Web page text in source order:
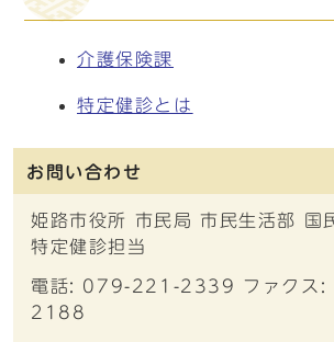
介護保険課
特定健診とは
お問い合わせ
姫路市役所 市民局 市民生活部 国
特定健診担当
電話: 079-221-2339 ファクス
2188